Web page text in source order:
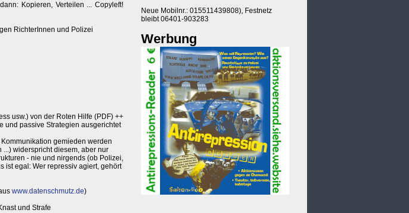
Kopieren, Verteilen ... Copyleft!
RichterInnen und Polizei
usw.) von der Roten Hilfe (PDF) ++
und passive Strategien ausgerichtet
gemieden werden
widerspricht diesem, aber nur
- nie und nirgends (ob Polizei,
ist egal: Wer repressiv agiert, gehört
www.datenschmutz.de)
und Strafe
Neue Mobilnr.: 015511439808), Festnetz
bleibt 06401-903283
Werbung